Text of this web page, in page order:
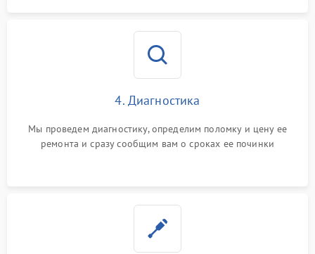
4. Диагностика
Мы проведем диагностику, определим поломку и цену ее
ремонта и сразу сообщим вам о сроках ее починки